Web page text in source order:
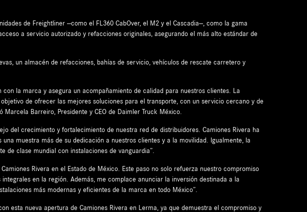
de Freightliner —como el FL360 CabOver, el M2 y el Cascadia—, como la gama
a servicio autorizado y refacciones originales, asegurando el más alto estándar de
un almacén de refacciones, bahías de servicio, vehículos de rescate carretero y
la marca y asegura un acompañamiento de calidad para nuestros clientes. La
de ofrecer las mejores soluciones para el transporte, con un servicio cercano y de
Barreiro, Presidente y CEO de Daimler Truck México.
del crecimiento y fortalecimiento de nuestra red de distribuidores. Camiones Rivera ha
muestra más de su dedicación a nuestros clientes y a la movilidad. Igualmente, la
de clase mundial con instalaciones de vanguardia”.
Rivera en el Estado de México. Este paso no solo refuerza nuestro compromiso
en la región. Además, me complace anunciar la inversión destinada a la
más modernas y eficientes de la marca en todo México”.
esta nueva apertura de Camiones Rivera en Lerma, ya que demuestra el compromiso y